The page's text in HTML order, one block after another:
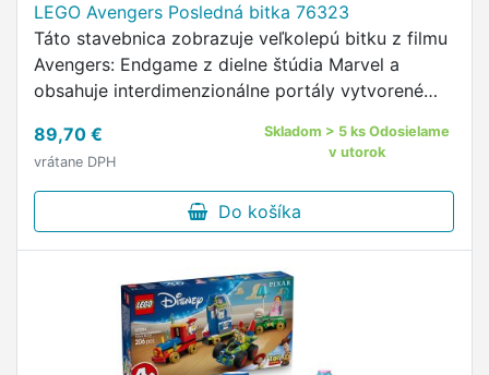
LEGO Avengers Posledná bitka 76323
Táto stavebnica zobrazuje veľkolepú bitku z filmu
Avengers: Endgame z dielne štúdia Marvel a
obsahuje interdimenzionálne portály vytvorené
Amerika (so štítom), …
89,70 €
vrátane DPH
Skladom > 5 ks Odosielame
v utorok
Do košíka